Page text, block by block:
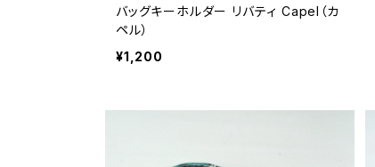
バッグキーホルダー リバティ Capel（カ
ペル）
¥1,200